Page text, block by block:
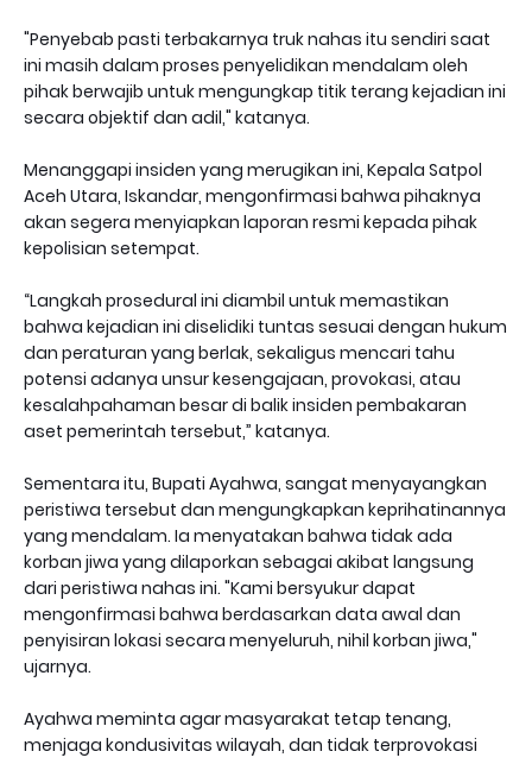
"Penyebab pasti terbakarnya truk nahas itu sendiri saat
ini masih dalam proses penyelidikan mendalam oleh
pihak berwajib untuk mengungkap titik terang kejadian ini
secara objektif dan adil," katanya.
Menanggapi insiden yang merugikan ini, Kepala Satpol
Aceh Utara, Iskandar, mengonfirmasi bahwa pihaknya
akan segera menyiapkan laporan resmi kepada pihak
kepolisian setempat.
“Langkah prosedural ini diambil untuk memastikan
bahwa kejadian ini diselidiki tuntas sesuai dengan hukum
dan peraturan yang berlak, sekaligus mencari tahu
potensi adanya unsur kesengajaan, provokasi, atau
kesalahpahaman besar di balik insiden pembakaran
aset pemerintah tersebut,” katanya.
Sementara itu, Bupati Ayahwa, sangat menyayangkan
peristiwa tersebut dan mengungkapkan keprihatinannya
yang mendalam. Ia menyatakan bahwa tidak ada
korban jiwa yang dilaporkan sebagai akibat langsung
dari peristiwa nahas ini. "Kami bersyukur dapat
mengonfirmasi bahwa berdasarkan data awal dan
penyisiran lokasi secara menyeluruh, nihil korban jiwa,"
ujarnya.
Ayahwa meminta agar masyarakat tetap tenang,
menjaga kondusivitas wilayah, dan tidak terprovokasi